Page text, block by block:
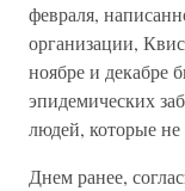
февраля,
организации,
ноябре и декабре
эпидемических
людей, которые
Днем ранее,